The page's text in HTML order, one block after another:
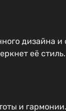
дизайна
её стиль.
и гармонии.